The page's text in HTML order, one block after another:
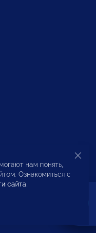
Protection
нам понять,
Ознакомиться с
сайта.